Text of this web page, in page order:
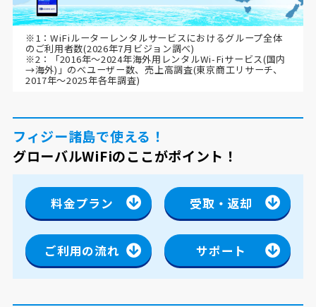
※1：WiFiルーターレンタルサービスにおけるグループ全体
のご利用者数(2026年7月ビジョン調べ)
※2：「2016年～2024年海外用レンタルWi-Fiサービス(国内
→海外)」のべユーザー数、売上高調査(東京商工リサーチ、
2017年～2025年各年調査)
フィジー諸島で使える！
グローバルWiFiのここがポイント！
料金プラン 受取・返却
ご利用の流れ サポート